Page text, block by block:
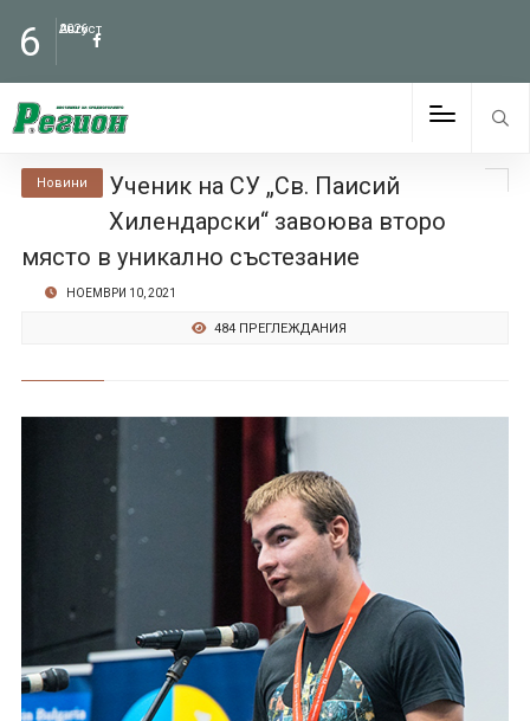
6 Август
2026
Новини
Ученик на СУ „Св. Паисий
Хилендарски“ завоюва второ
място в уникално състезание
НОЕМВРИ 10, 2021
484 ПРЕГЛЕЖДАНИЯ